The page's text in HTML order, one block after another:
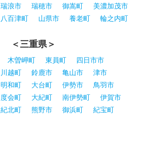
瑞浪市 瑞穂市 御嵩町
美濃加茂市
八百津町 山県市 養老町 輪之内町
＜三重県＞
木曽岬町 東員町
四日市市
川越町 鈴鹿市 亀山市
津市
明和町 大台町 伊勢市
鳥羽市
度会町 大紀町 南伊勢町
伊賀市
紀北町 熊野市 御浜町 紀宝町